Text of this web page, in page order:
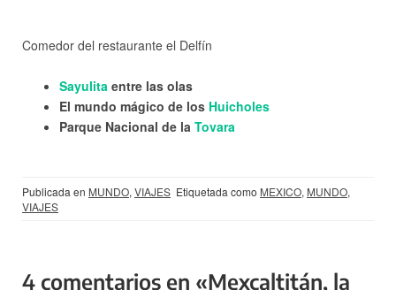
Comedor del restaurante el Delfín
Sayulita entre las olas
El mundo mágico de los Huicholes
Parque Nacional de la Tovara
Publicada en MUNDO, VIAJES Etiquetada como MEXICO, MUNDO,
VIAJES
4 comentarios en «Mexcaltitán, la